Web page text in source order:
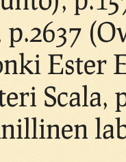
Ester
Scala,